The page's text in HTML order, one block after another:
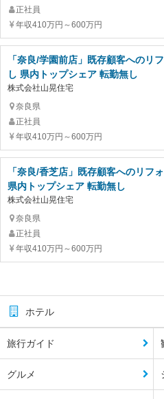
正社員
年収410万円～600万円
「奈良/学園前店」既存顧客へのリ
し 県内トップシェア 転勤無し
株式会社山晃住宅
奈良県
正社員
年収410万円～600万円
「奈良/香芝店」既存顧客へのリフ
県内トップシェア 転勤無し
株式会社山晃住宅
奈良県
正社員
年収410万円～600万円
ホテル
旅行ガイド
グルメ